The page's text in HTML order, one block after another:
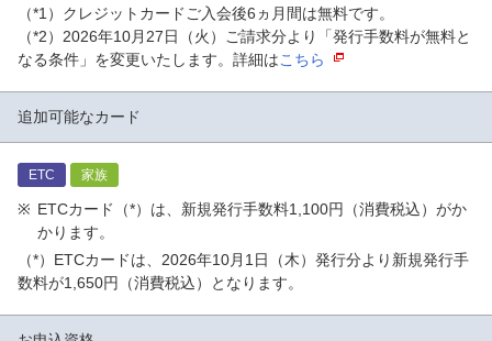
（*1）クレジットカードご入会後6ヵ月間は無料です。
（*2）2026年10月27日（火）ご請求分より「発行手数料が無料と
なる条件」を変更いたします。詳細はこちら
追加可能なカード
ETC 家族
ETCカード（*）は、新規発行手数料1,100円（消費税込）がか
かります。
（*）ETCカードは、2026年10月1日（木）発行分より新規発行手
数料が1,650円（消費税込）となります。